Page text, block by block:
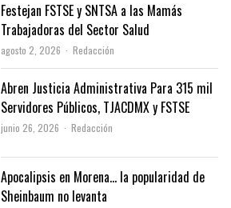
Festejan FSTSE y SNTSA a las Mamás
Trabajadoras del Sector Salud
agosto 2, 2026 Author
Redacción
Abren Justicia Administrativa Para 315 mil
Servidores Públicos, TJACDMX y FSTSE
junio 26, 2026 Author
Redacción
Apocalipsis en Morena… la popularidad de
Sheinbaum no levanta